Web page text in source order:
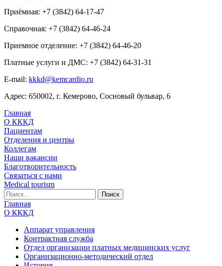
Приёмная: +7 (3842) 64-17-47
Справочная: +7 (3842) 64-46-24
Приемное отделение: +7 (3842) 64-46-20
Платные услуги и ДМС: +7 (3842) 64-31-31
E-mail: kkkd@kemcardio.ru
Адрес: 650002, г. Кемерово, Сосновый бульвар, 6
Главная
О КККД
Пациентам
Отделения и центры
Коллегам
Наши вакансии
Благотворительность
Связаться с нами
Medical tourism
Главная
О КККД
Аппарат управления
Контрактная служба
Отдел организации платных медицинских услуг
Организационно-методический отдел